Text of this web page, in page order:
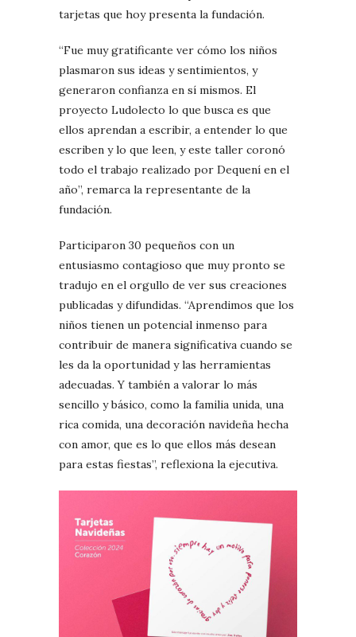
tarjetas que hoy presenta la fundación.
“Fue muy gratificante ver cómo los niños
plasmaron sus ideas y sentimientos, y
generaron confianza en sí mismos. El
proyecto Ludolecto lo que busca es que
ellos aprendan a escribir, a entender lo que
escriben y lo que leen, y este taller coronó
todo el trabajo realizado por Dequení en el
año”, remarca la representante de la
fundación.
Participaron 30 pequeños con un
entusiasmo contagioso que muy pronto se
tradujo en el orgullo de ver sus creaciones
publicadas y difundidas. “Aprendimos que los
niños tienen un potencial inmenso para
contribuir de manera significativa cuando se
les da la oportunidad y las herramientas
adecuadas. Y también a valorar lo más
sencillo y básico, como la familia unida, una
rica comida, una decoración navideña hecha
con amor, que es lo que ellos más desean
para estas fiestas”, reflexiona la ejecutiva.